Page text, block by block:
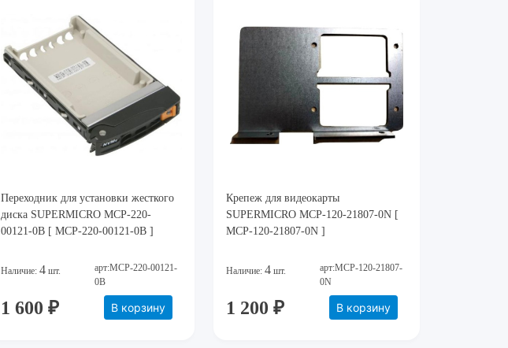
Переходник для установки жесткого
диска SUPERMICRO MCP-220-
00121-0B [ MCP-220-00121-0B ]
Наличие: 4 шт.
арт:MCP-220-00121-
0B
1 600 ₽ В корзину
Крепеж для видеокарты
SUPERMICRO MCP-120-21807-0N [
MCP-120-21807-0N ]
Наличие: 4 шт.
арт:MCP-120-21807-
0N
1 200 ₽ В корзину